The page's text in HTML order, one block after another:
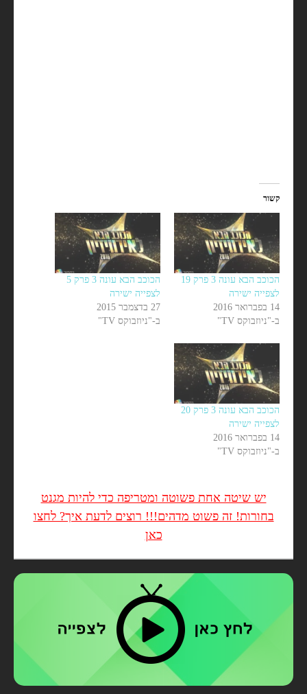
קשור
הכוכב הבא עונה 3 פרק 19
לצפייה ישירה
14 בפברואר 2016
ב-"ניוזבוקס TV"
הכוכב הבא עונה 3 פרק 5
לצפייה ישירה
27 בדצמבר 2015
ב-"ניוזבוקס TV"
הכוכב הבא עונה 3 פרק 20
לצפייה ישירה
14 בפברואר 2016
ב-"ניוזבוקס TV"
יש שיטה אחת פשוטה ומטריפה כדי להיות מגנט
בחורות! זה פשוט מדהים!!! רוצים לדעת איך? לחצו
כאן